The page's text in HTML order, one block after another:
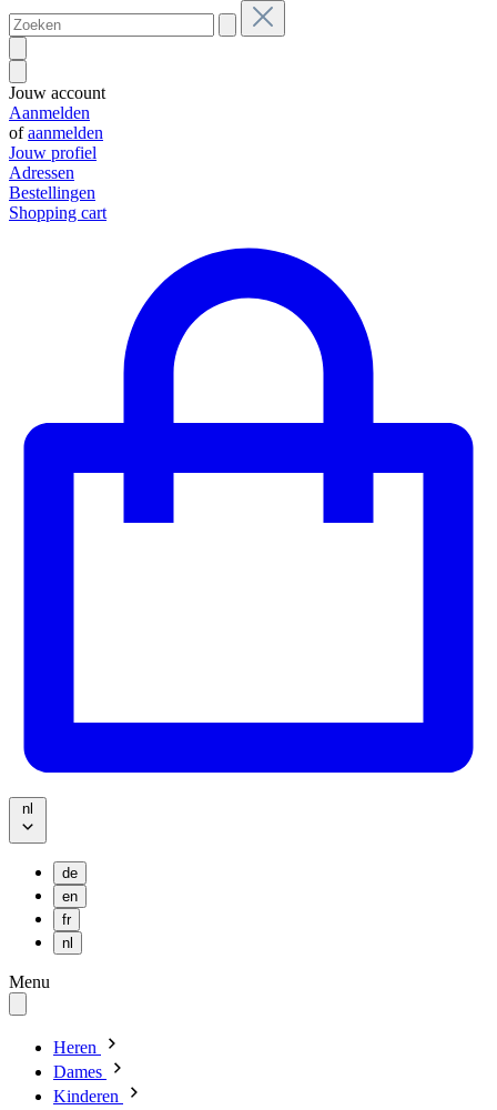
Jouw account
Aanmelden
ofaanmelden
Jouw profiel
Adressen
Bestellingen
Shopping cart
nl
de
en
fr
nl
Menu
Heren
Dames
Kinderen